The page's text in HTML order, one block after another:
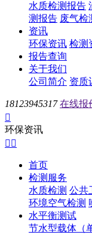
水质检测报告
测报告 废气检
资讯
环保资讯 检测
报告查询
关于我们
公司简介 资质
18123945317 在线报

环保资讯
 
首页
检测服务
水质检测 公共
环境空气检测
水平衡测试
节水型载体（